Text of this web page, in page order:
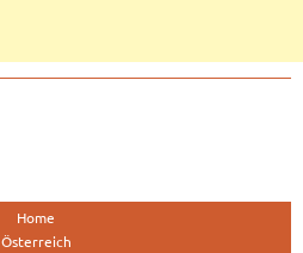
Home
Österreich